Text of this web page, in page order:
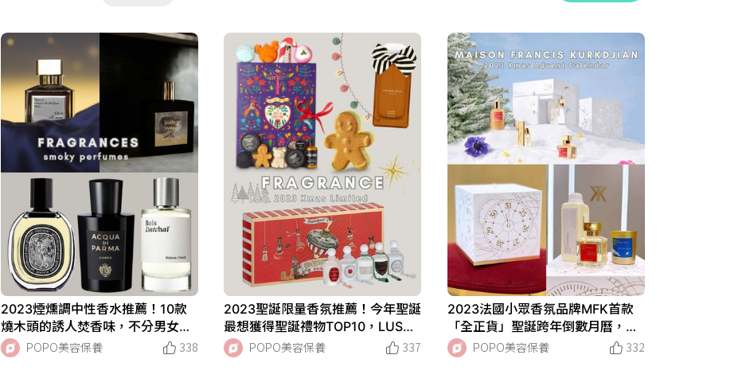
2023煙燻調中性香水推薦！10款
燒木頭的誘人焚香味，不分男女、
一噴神秘感立刻飆升，聞了會上癮
的香氣都在這！
POPO美容保養 338
2023聖誕限量香氛推薦！今年聖誕
最想獲得聖誕禮物TOP10，LUSH
聖誕老公公泡澡球、CHANEL奢華
香水禮盒...
POPO美容保養 337
2023法國小眾香氛品牌MFK首款
「全正貨」聖誕跨年倒數月曆，經
典人氣香水540、724通通有！限
量香氛蠟燭也不可錯過～
POPO美容保養 332